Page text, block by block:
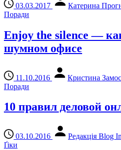
03.03.2017
Катерина
Поради
Enjoy the silence —
шумном офисе
11.10.2016
Кристина
Поради
10 правил деловой
03.10.2016
Редакція Blog
Ґіки